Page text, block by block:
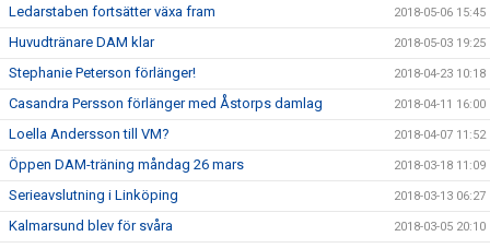
Ledarstaben fortsätter växa fram 2018-05-06 15:45
Huvudtränare DAM klar 2018-05-03 19:25
Stephanie Peterson förlänger! 2018-04-23 10:18
Casandra Persson förlänger med Åstorps damlag 2018-04-11 16:00
Loella Andersson till VM? 2018-04-07 11:52
Öppen DAM-träning måndag 26 mars 2018-03-18 11:09
Serieavslutning i Linköping 2018-03-13 06:27
Kalmarsund blev för svåra 2018-03-05 20:10